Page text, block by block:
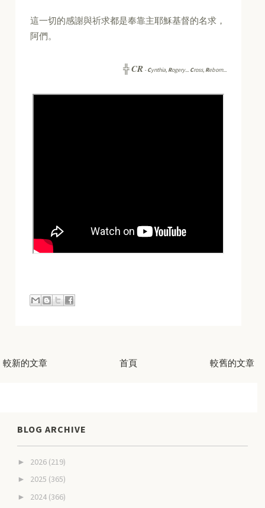
這一切的感謝與祈求都是奉靠主耶穌基督的名求，
阿們。
╬CR -Cynthia, Rogery... Cross, Reborn...
較新的文章 較舊的文章
首頁
BLOG ARCHIVE
► 2026 (219)
► 2025 (365)
► 2024 (366)